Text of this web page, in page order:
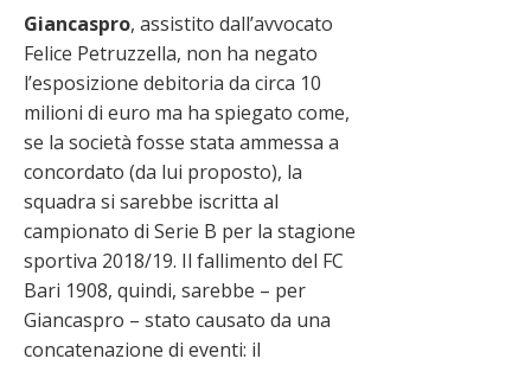
Giancaspro, assistito dall’avvocato
Felice Petruzzella, non ha negato
l’esposizione debitoria da circa 10
milioni di euro ma ha spiegato come,
se la società fosse stata ammessa a
concordato (da lui proposto), la
squadra si sarebbe iscritta al
campionato di Serie B per la stagione
sportiva 2018/19. Il fallimento del FC
Bari 1908, quindi, sarebbe – per
Giancaspro – stato causato da una
concatenazione di eventi: il